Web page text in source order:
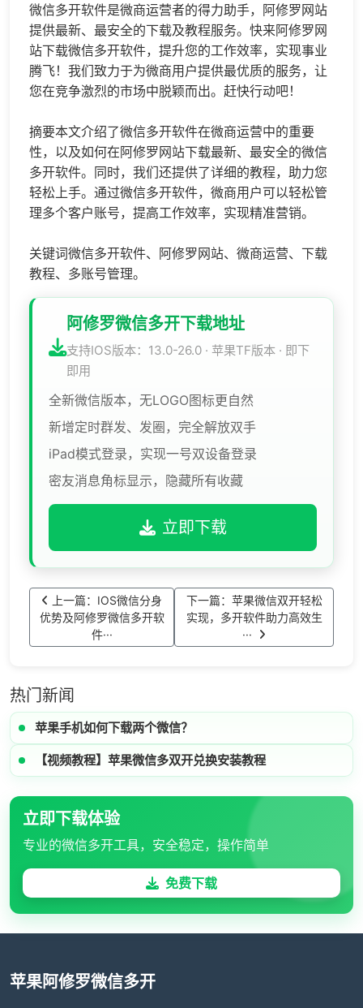
微信多开软件是微商运营者的得力助手，阿修罗网站
提供最新、最安全的下载及教程服务。快来阿修罗网
站下载微信多开软件，提升您的工作效率，实现事业
腾飞！我们致力于为微商用户提供最优质的服务，让
您在竞争激烈的市场中脱颖而出。赶快行动吧！
摘要本文介绍了微信多开软件在微商运营中的重要
性，以及如何在阿修罗网站下载最新、最安全的微信
多开软件。同时，我们还提供了详细的教程，助力您
轻松上手。通过微信多开软件，微商用户可以轻松管
理多个客户账号，提高工作效率，实现精准营销。
关键词微信多开软件、阿修罗网站、微商运营、下载
教程、多账号管理。
阿修罗微信多开下载地址
支持IOS版本：13.0-26.0 · 苹果TF版本 · 即下
即用
全新微信版本，无LOGO图标更自然
新增定时群发、发圈，完全解放双手
iPad模式登录，实现一号双设备登录
密友消息角标显示，隐藏所有收藏
立即下载
上一篇：IOS微信分身
优势及阿修罗微信多开软
件···
下一篇：苹果微信双开轻松
实现，多开软件助力高效生
···
热门新闻
苹果手机如何下载两个微信？
【视频教程】苹果微信多双开兑换安装教程
立即下载体验
专业的微信多开工具，安全稳定，操作简单
免费下载
苹果阿修罗微信多开